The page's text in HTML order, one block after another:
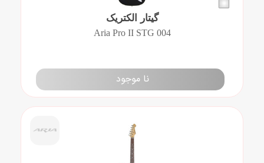
گیتار الکتریک
Aria Pro II STG 004
نا موجود